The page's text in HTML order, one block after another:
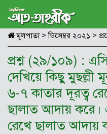
মূলপাতা> ডিসেম্বর ২০২১ >
প্রশ্ন (২৯/১০৯) :
দেখিয়ে কিছু মুছল্লী
৬-৭ কাতার দূরত্ব
ছালাত আদায় করে।
রেখে ছালাত আদায়